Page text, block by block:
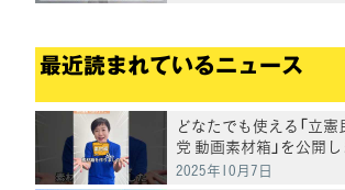
最近読まれているニュース
どなたでも使える「立憲
党 動画素材箱」を公開し
した
2025年10月7日